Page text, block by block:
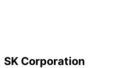
SK Corporation